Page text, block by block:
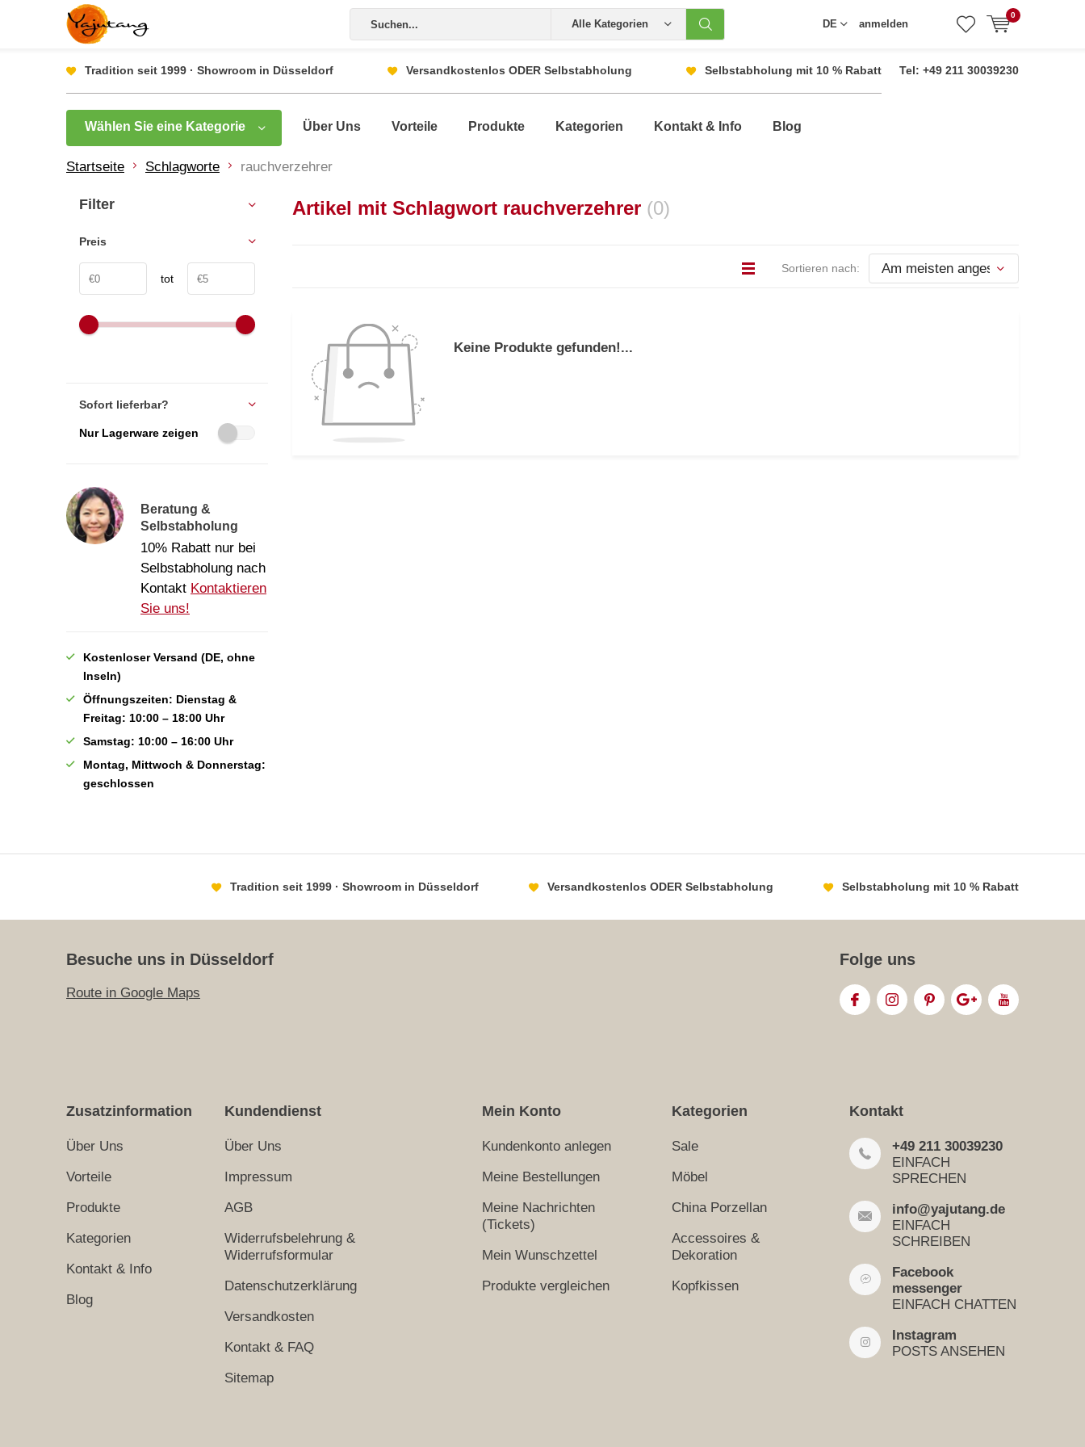
Alle Kategorien DE anmelden
0
Tradition seit 1999 · Showroom in Düsseldorf Versandkostenlos ODER Selbstabholung Selbstabholung mit 10 % Rabatt Tel: +49 211 30039230
Wählen Sie eine Kategorie Über Uns Vorteile Produkte Kategorien Kontakt & Info Blog
Startseite Schlagworte rauchverzehrer
Artikel mit Schlagwort rauchverzehrer (0)
Sortieren nach:
Keine Produkte gefunden!...
Filter
Preis
tot
Sofort lieferbar?
Nur Lagerware zeigen
Beratung &
Selbstabholung
10% Rabatt nur bei
Selbstabholung nach
Kontakt Kontaktieren
Sie uns!
Kostenloser Versand (DE, ohne
Inseln)
Öffnungszeiten: Dienstag &
Freitag: 10:00 – 18:00 Uhr
Samstag: 10:00 – 16:00 Uhr
Montag, Mittwoch & Donnerstag:
geschlossen
Tradition seit 1999 · Showroom in Düsseldorf Versandkostenlos ODER Selbstabholung Selbstabholung mit 10 % Rabatt
Besuche uns in Düsseldorf
Route in Google Maps
Folge uns
Zusatzinformation
Über Uns
Vorteile
Produkte
Kategorien
Kontakt & Info
Blog
Kundendienst
Über Uns
Impressum
AGB
Widerrufsbelehrung &
Widerrufsformular
Datenschutzerklärung
Versandkosten
Kontakt & FAQ
Sitemap
Mein Konto
Kundenkonto anlegen
Meine Bestellungen
Meine Nachrichten
(Tickets)
Mein Wunschzettel
Produkte vergleichen
Kategorien
Sale
Möbel
China Porzellan
Accessoires &
Dekoration
Kopfkissen
Kontakt
+49 211 30039230
EINFACH
SPRECHEN
info@yajutang.de
EINFACH
SCHREIBEN
Facebook
messenger
EINFACH CHATTEN
Instagram
POSTS ANSEHEN